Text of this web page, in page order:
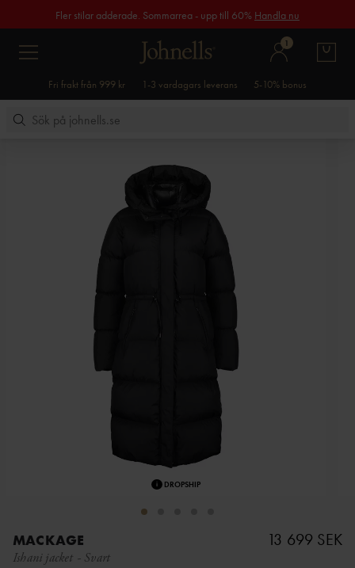
Fler stilar adderade. Sommarrea - upp till 60% Handla nu
1
Fri frakt från 999 kr 1-3 vardagars leverans 5-10% bonus
MACKAGE
Ishani jacket - Svart
13 699 SEK
i DROPSHIP